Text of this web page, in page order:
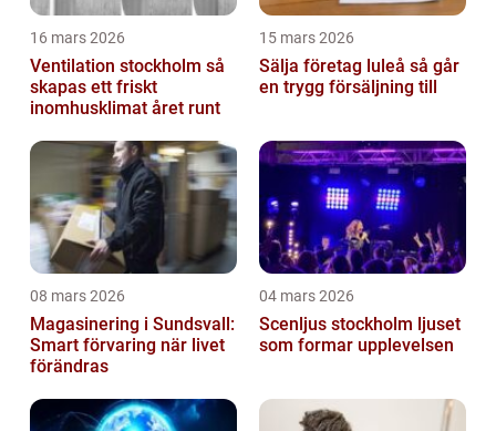
16 mars 2026
Ventilation stockholm så
skapas ett friskt
inomhusklimat året runt
15 mars 2026
Sälja företag luleå så går
en trygg försäljning till
08 mars 2026
Magasinering i Sundsvall:
Smart förvaring när livet
förändras
04 mars 2026
Scenljus stockholm ljuset
som formar upplevelsen